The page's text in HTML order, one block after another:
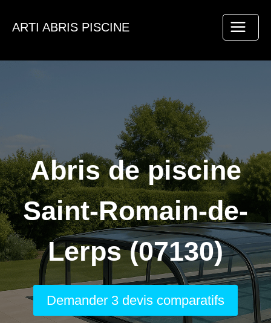
ARTI ABRIS PISCINE
Abris de piscine
Saint-Romain-de-
Lerps (07130)
Demander 3 devis comparatifs